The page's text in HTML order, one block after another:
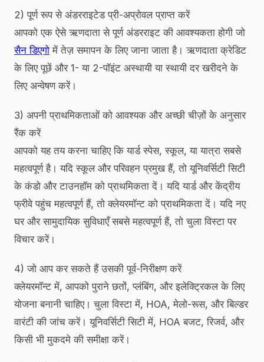
2) पूर्ण रूप से अंडरराइटेड प्री-अप्रोवल प्राप्त करें
आपको एक ऐसे ऋणदाता से पूर्ण अंडरराइट की आवश्यकता होगी जो
सैन डिएगो में तेज़ समापन के लिए जाना जाता है। ऋणदाता क्रेडिट
के लिए पूछें और 1- या 2-पॉइंट अस्थायी या स्थायी दर खरीदने के
लिए अन्वेषण करें।
3) अपनी प्राथमिकताओं को आवश्यक और अच्छी चीज़ों के अनुसार
रैंक करें
आपको यह तय करना चाहिए कि यार्ड स्पेस, स्कूल, या यात्रा सबसे
महत्वपूर्ण है। यदि स्कूल और परिवहन प्रमुख हैं, तो यूनिवर्सिटी सिटी
के कंडो और टाउनहॉम को प्राथमिकता दें। यदि यार्ड और केंद्रीय
फ्रीवे पहुंच महत्वपूर्ण हैं, तो क्लेयरमॉन्ट को प्राथमिकता दें। यदि नए
घर और सामुदायिक सुविधाएँ सबसे महत्वपूर्ण हैं, तो चुला विस्टा पर
विचार करें।
4) जो आप कर सकते हैं उसकी पूर्व-निरीक्षण करें
क्लेयरमॉन्ट में, आपको पुराने छतों, प्लंबिंग, और इलेक्ट्रिकल के लिए
योजना बनानी चाहिए। चुला विस्टा में, HOA, मेलो-रूस, और बिल्डर
वारंटी की जांच करें। यूनिवर्सिटी सिटी में, HOA बजट, रिजर्व, और
किसी भी मुकदमे की समीक्षा करें।